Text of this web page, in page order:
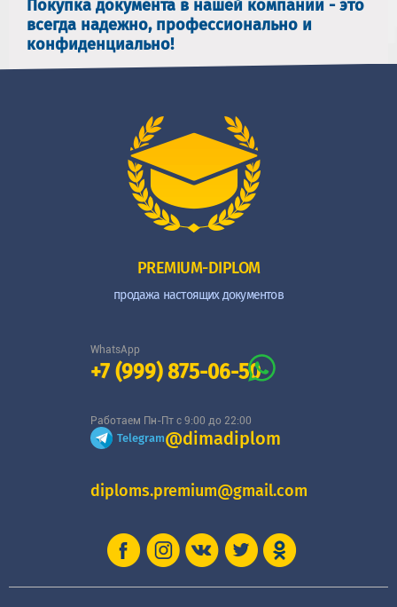
Покупка документа в нашей компании - это
всегда надежно, профессионально и
конфиденциально!
PREMIUM-DIPLOM
продажа настоящих документов
WhatsApp
+7 (999) 875-06-50
Работаем Пн-Пт с 9:00 до 22:00
Telegram@dimadiplom
diploms.premium@gmail.com